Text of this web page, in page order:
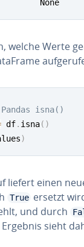
None
welche Werte
Pandas isna()
df. isna( )
)
liefert einen
True ersetzt
und durch
sieht